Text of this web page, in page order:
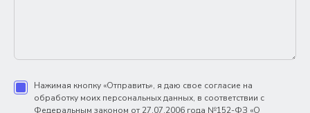
Нажимая кнопку «Отправить», я даю свое согласие на
обработку моих персональных данных, в соответствии с
Федеральным законом от 27.07.2006 года №152-ФЗ «О